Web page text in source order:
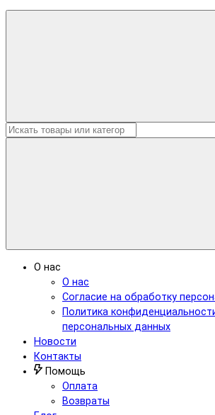
О нас
О нас
Согласие на обработку
Политика
персональных данных
Новости
Контакты
Помощь
Оплата
Возвраты